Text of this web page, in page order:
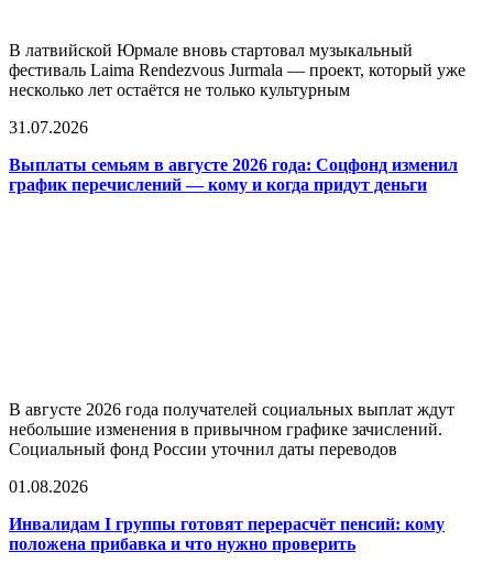
В латвийской Юрмале вновь стартовал музыкальный
фестиваль Laima Rendezvous Jurmala — проект, который уже
несколько лет остаётся не только культурным
31.07.2026
Выплаты семьям в августе 2026 года: Соцфонд изменил
график перечислений — кому и когда придут деньги
В августе 2026 года получателей социальных выплат ждут
небольшие изменения в привычном графике зачислений.
Социальный фонд России уточнил даты переводов
01.08.2026
Инвалидам I группы готовят перерасчёт пенсий: кому
положена прибавка и что нужно проверить